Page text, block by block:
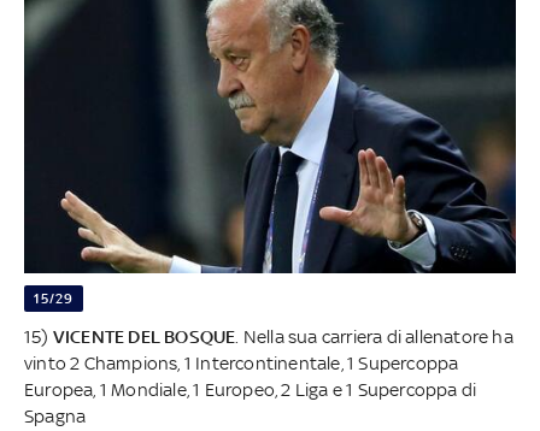
15/29
15) VICENTE DEL BOSQUE . Nella sua carriera di allenatore ha
vinto 2 Champions, 1 Intercontinentale, 1 Supercoppa
Europea, 1 Mondiale, 1 Europeo, 2 Liga e 1 Supercoppa di
Spagna